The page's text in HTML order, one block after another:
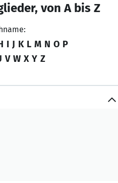
von A bis Z
I J K L M N O P
V W X Y Z